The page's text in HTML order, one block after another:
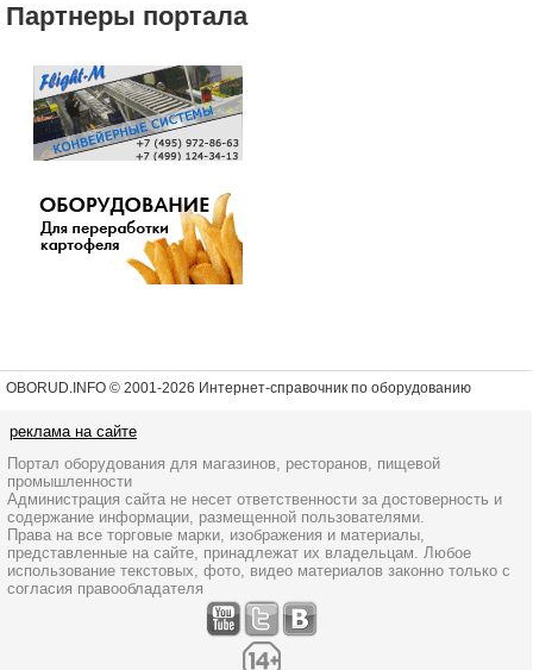
Партнеры портала
OBORUD.INFO © 2001-2026 Интернет-справочник по оборудованию
реклама на сайте
Портал оборудования для магазинов, ресторанов, пищевой
промышленности
Администрация сайта не несет ответственности за достоверность и
содержание информации, размещенной пользователями.
Права на все торговые марки, изображения и материалы,
представленные на сайте, принадлежат их владельцам. Любое
использование текстовых, фото, видео материалов законно только с
согласия правообладателя